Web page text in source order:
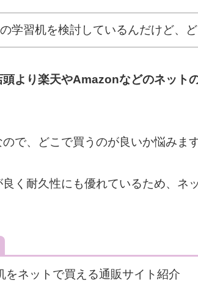
学習机を検討しているんだけど、
より楽天やAmazonなどのネット
で、どこで買うのが良いか悩みます
く耐久性にも優れているため、ネ
をネットで買える通販サイト紹介